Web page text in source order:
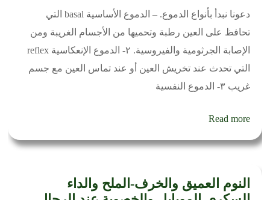
دعونا نبدأ بأنواع الدموع. – الدموع الأساسية basal التي
تحافظ على العين رطبة وتحميها من الأجسام الغريبة ومن
الإصابة الجرثومية والفيروسية. ٢- الدموع الإنعكاسية reflex
التي تحدث عند تخريش العين أو عند تماس العين مع جسم
غريب ٣- الدموع النفسية
Read more
النوم العميق والخرف-الملح والداء